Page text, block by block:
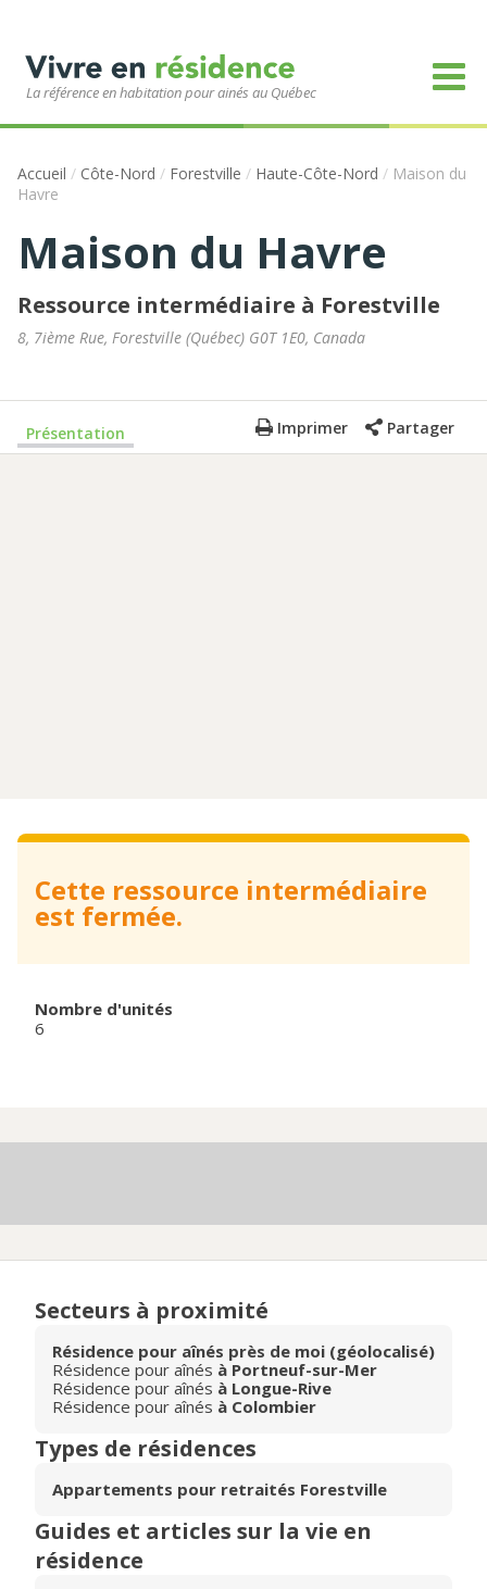
La référence en habitation pour ainés au Québec
Accueil / Côte-Nord / Forestville / Haute-Côte-Nord / Maison du
Havre
Maison du Havre
Ressource intermédiaire à Forestville
8, 7ième Rue, Forestville (Québec) G0T 1E0, Canada
Présentation Imprimer Partager
Cette ressource intermédiaire
est fermée.
Nombre d'unités
6
Secteurs à proximité
Résidence pour aînés près de moi (géolocalisé)
Résidence pour aînés à Portneuf-sur-Mer
Résidence pour aînés à Longue-Rive
Résidence pour aînés à Colombier
Types de résidences
Appartements pour retraités Forestville
Guides et articles sur la vie en
résidence